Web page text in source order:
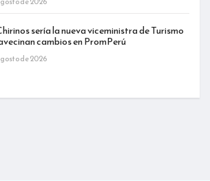
sería la nueva viceministra de Turismo
cambios en PromPerú
de 2026